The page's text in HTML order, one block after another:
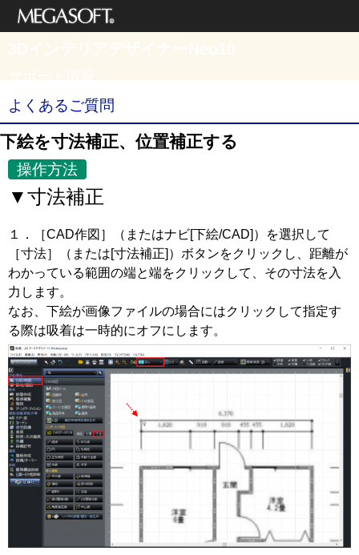
よくあるご質問
下絵を寸法補正、位置補正する
操作方法
▼寸法補正
１．［CAD作図］（またはナビ[下絵/CAD]）を選択して
［寸法］（または[寸法補正]）ボタンをクリックし、距離が
わかっている範囲の端と端をクリックして、その寸法を入
力します。
なお、下絵が画像ファイルの場合にはクリックして指定す
る際は吸着は一時的にオフにします。